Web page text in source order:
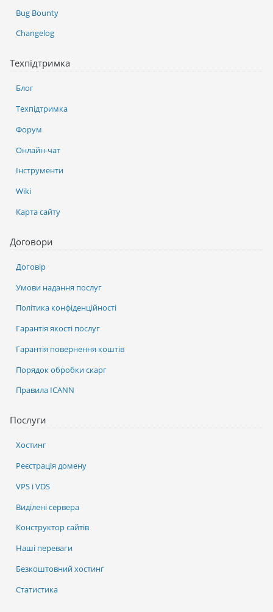
Послуги
Хостинг
Реєстрація домену
VPS і VDS
Виділені сервера
Конструктор сайтів
Наші переваги
Безкоштовний хостинг
Статистика
Bug Bounty
Changelog
Техпідтримка
Блог
Техпідтримка
Форум
Онлайн-чат
Інструменти
Wiki
Карта сайту
Договори
Договір
Умови надання послуг
Політика конфіденційності
Гарантія якості послуг
Гарантія повернення коштів
Порядок обробки скарг
Правила ICANN